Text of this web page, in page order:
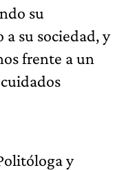
su
su sociedad, y
frente a un
y